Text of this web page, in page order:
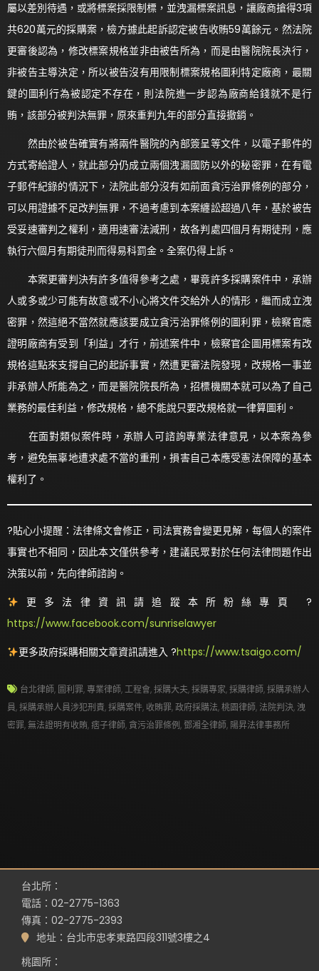
屬以差別待遇，或將標案採限制標，並洩漏標案訊息，讓廠商搶得3項
共620萬元的採購案，檢方據此起訴認定被告收賄59萬餘元。然法院
更審後認為，修改標案規格並非由被告所為，而是由醫院院長決行，
非被告主導決定，所以被告沒有用限制標案規格圖利特定廠商，最關
鍵的圖利行為被認定不存在，則法院進一步認為廠商給錢就不是行
賄，該部分被判決無罪，原來重判九年的部分直接撤銷。
然由於被告確實有將兩件醫院的內部簽呈等文件，以電子郵件的
方式寄給證人，就此部分仍成立兩個洩漏國防以外的秘密罪，在有電
子郵件紀錄的情況下，法院此部分沒有如前面貪污治罪條例的部分，
可以用證據不足改判無罪，不過考慮到本案纏訟超過八年，基於被告
受妥速審判之權利，適用速審法減刑，故各判處四個月有期徒刑，應
執行六個月有期徒刑而得易科罰金。全案仍得上訴。
本案更審判決有許多值得參考之處，畢竟許多採購案件中，承辦
人或多或少可能有故意或不小心將文件交給外人的情形，繼而成立洩
密罪，然這絕不當然就應該要成立貪污治罪條例的圖利罪，檢察官應
證明廠商有受到「利益」才行，前述案件中，檢察官企圖用標案有改
規格這點來支撐自己的起訴事實，然遭更審法院發現，改規格一事並
非承辦人所能為之，而是醫院院長所為，招標機關本就可以為了自己
業務的最佳利益，修改規格，總不能說只要改規格就一律算圖利。
在面對類似案件時，承辦人可諮詢專業法律意見，以本案為參
考，避免無辜地遭求處不當的重刑，損害自己本應受憲法保障的基本
權利了。
?貼心小提醒：法律條文會修正，司法實務會變更見解，每個人的案件
事實也不相同，因此本文僅供參考，建議民眾對於任何法律問題作出
決策以前，先向律師諮詢。
更多法律資訊請追蹤本所粉絲專頁 ?
https://www.facebook.com/sunriselawyer
更多政府採購相關文章資訊請進入 ?https://www.tsaigo.com/
台北律師, 圖利罪,專業律師,工程會,採購大夫,採購專家,採購律師,採購承辦人
員,採購承辦人員涉犯刑責,採購案件, 收賄罪,政府採購法,桃園律師, 法院判決,洩
密罪,無法證明有收賄,痞子律師, 貪污治罪條例, 鄧湘全律師, 陽昇法律事務所
台北所：
電話：02-2775-1363
傳真：02-2775-2393
地址：台北市忠孝東路四段311號3樓之4
桃園所：